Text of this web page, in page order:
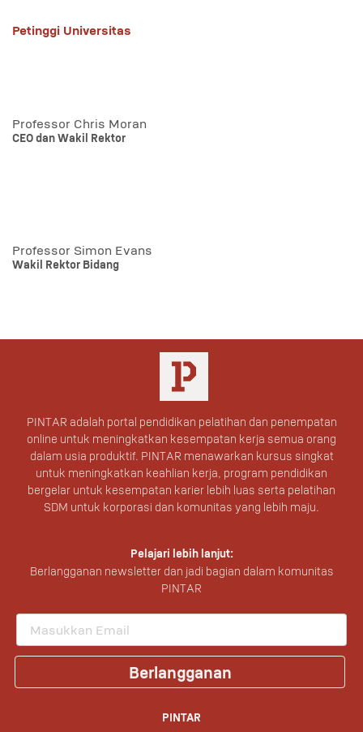
Petinggi Universitas
Professor Chris Moran
CEO dan Wakil Rektor
Professor Simon Evans
Wakil Rektor Bidang
PINTAR adalah portal pendidikan pelatihan dan penempatan
online untuk meningkatkan kesempatan kerja semua orang
dalam usia produktif. PINTAR menawarkan kursus singkat
untuk meningkatkan keahlian kerja, program pendidikan
bergelar untuk kesempatan karier lebih luas serta pelatihan
SDM untuk korporasi dan komunitas yang lebih maju.
Pelajari lebih lanjut:
Berlangganan newsletter dan jadi bagian dalam komunitas
PINTAR
Berlangganan
PINTAR